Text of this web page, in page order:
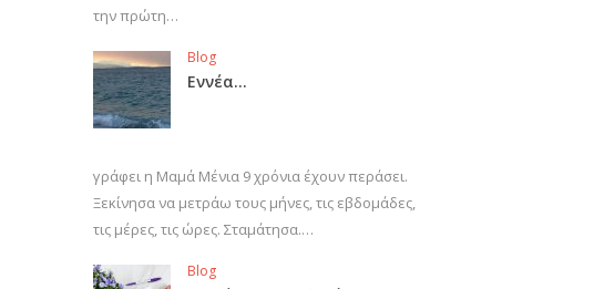
την πρώτη…
Blog
Εννέα…
γράφει η Μαμά Μένια 9 χρόνια έχουν περάσει.
Ξεκίνησα να μετράω τους μήνες, τις εβδομάδες,
τις μέρες, τις ώρες. Σταμάτησα.…
Blog